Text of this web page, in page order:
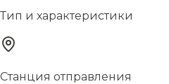
Тип и характеристики
Станция отправления